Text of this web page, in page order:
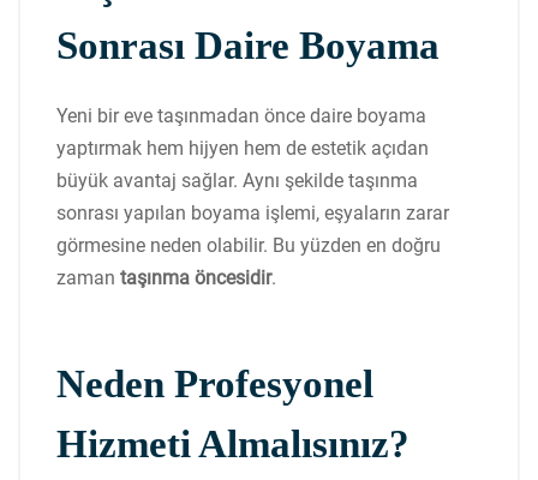
Sonrası Daire Boyama
Yeni bir eve taşınmadan önce daire boyama
yaptırmak hem hijyen hem de estetik açıdan
büyük avantaj sağlar. Aynı şekilde taşınma
sonrası yapılan boyama işlemi, eşyaların zarar
görmesine neden olabilir. Bu yüzden en doğru
zaman taşınma öncesidir.
Neden Profesyonel
Hizmeti Almalısınız?